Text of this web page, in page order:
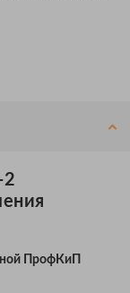
ПрофКиП